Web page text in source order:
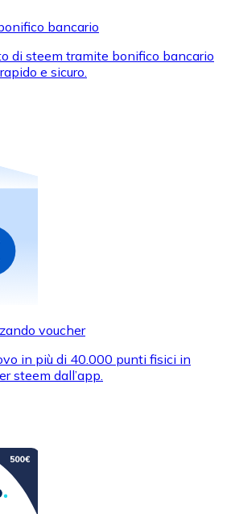
e Mastercard per acquistare
dei tuoi marchi preferiti con
regalo
bancario
di steem tramite bonifico bancario
e sicuro.
voucher
in più di 40.000 punti fisici in
steem dall’app.